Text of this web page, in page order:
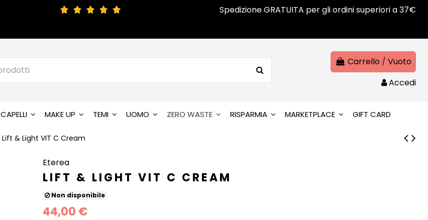
Spedizione GRATUITA per gli ordini superiori a 37€
Carrello / Vuoto
Accedi
CAPELLI MAKE UP TEMI UOMO ZERO WASTE RISPARMIA MARKETPLACE GIFT CARD
Lift & Light VIT C Cream
Eterea
LIFT & LIGHT VIT C CREAM
Non disponibile
44,00 €